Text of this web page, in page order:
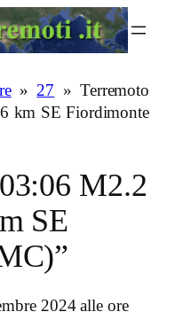
»27 » Terremoto
km SE Fiordimonte
M2.2
SE
2024 alle ore